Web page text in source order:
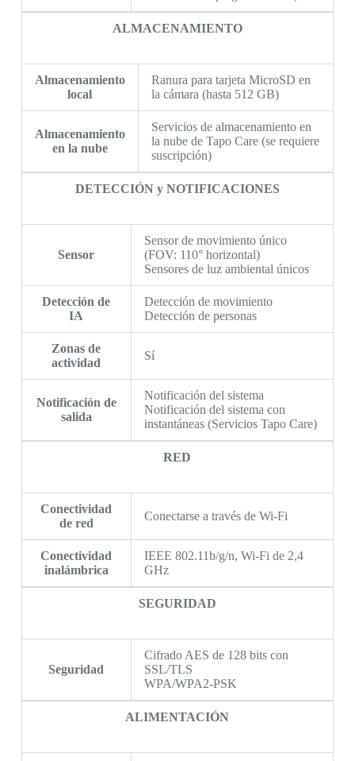
ALMACENAMIENTO
Almacenamiento
local
Ranura para tarjeta MicroSD en
la cámara (hasta 512 GB)
Almacenamiento
en la nube
Servicios de almacenamiento en
la nube de Tapo Care (se requiere
suscripción)
DETECCIÓN y NOTIFICACIONES
Sensor
Sensor de movimiento único
(FOV: 110° horizontal)
Sensores de luz ambiental únicos
Detección de
IA
Detección de movimiento
Detección de personas
Zonas de
actividad
Sí
Notificación de
salida
Notificación del sistema
Notificación del sistema con
instantáneas (Servicios Tapo Care)
RED
Conectividad
de red
Conectarse a través de Wi-Fi
Conectividad
inalámbrica
IEEE 802.11b/g/n, Wi-Fi de 2,4
GHz
SEGURIDAD
Seguridad
Cifrado AES de 128 bits con
SSL/TLS
WPA/WPA2-PSK
ALIMENTACIÓN